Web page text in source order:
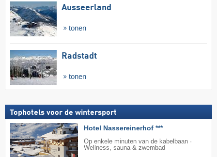
Ausseerland
tonen
Radstadt
tonen
Tophotels voor de wintersport
Hotel Nassereinerhof ***
Op enkele minuten van de kabelbaan ·
Wellness, sauna & zwembad